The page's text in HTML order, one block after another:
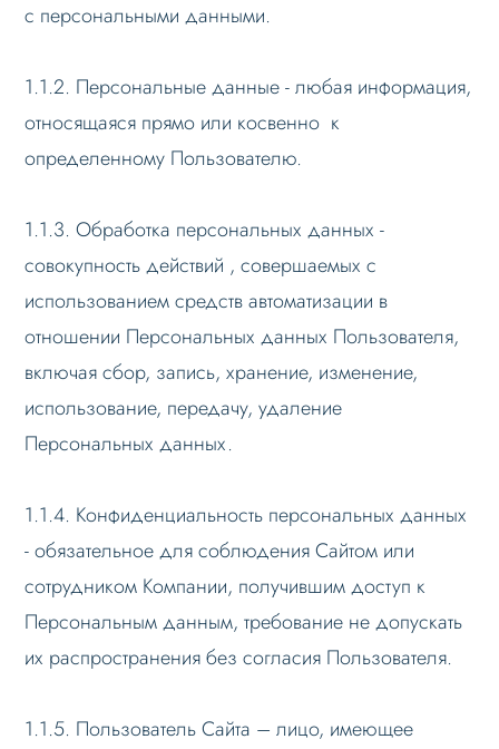
с персональными данными.
1.1.2. Персональные данные - любая информация,
относящаяся прямо или косвенно к
определенному Пользователю.
1.1.3. Обработка персональных данных -
совокупность действий , совершаемых с
использованием средств автоматизации в
отношении Персональных данных Пользователя,
включая сбор, запись, хранение, изменение,
использование, передачу, удаление
Персональных данных.
1.1.4. Конфиденциальность персональных данных
- обязательное для соблюдения Сайтом или
сотрудником Компании, получившим доступ к
Персональным данным, требование не допускать
их распространения без согласия Пользователя.
1.1.5. Пользователь Сайта – лицо, имеющее